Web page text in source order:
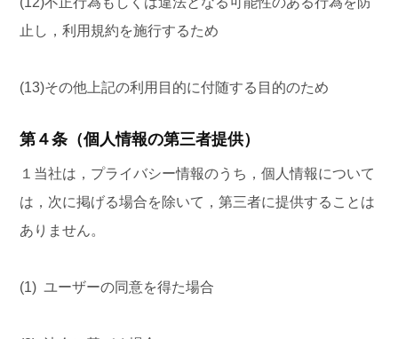
止し，利用規約を施行するため
(13)その他上記の利用目的に付随する目的のため
第４条（個人情報の第三者提供）
１当社は，プライバシー情報のうち，個人情報について
は，次に掲げる場合を除いて，第三者に提供することは
ありません。
(1) ユーザーの同意を得た場合